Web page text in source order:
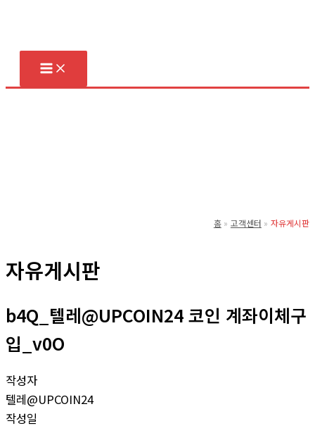
건
홈 고객센터 자유게시판
자유게시판
b4Q_텔레@UPCOIN24 코인 계좌이체구
입_v0O
작성자
텔레@UPCOIN24
작성일